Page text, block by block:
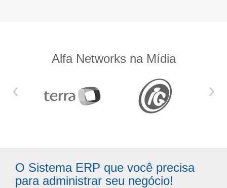
Alfa Networks na Mídia
‹ ›
O Sistema ERP que você precisa
para administrar seu negócio!